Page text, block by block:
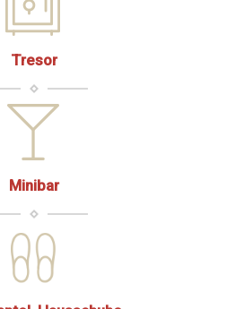
Tresor
Minibar